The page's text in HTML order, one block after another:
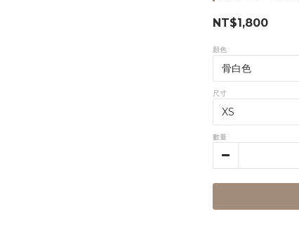
NT$1,800
顏色
尺寸
數量